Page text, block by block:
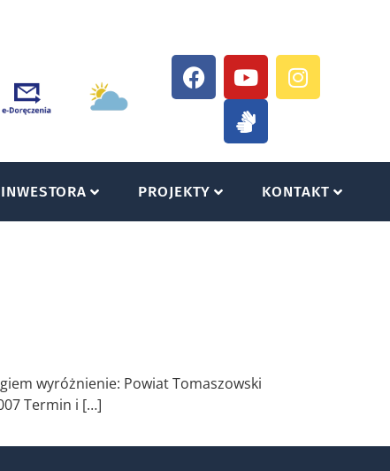
PROJEKTY KONTAKT
wyróżnienie: Powiat Tomaszowski
Termin i […]